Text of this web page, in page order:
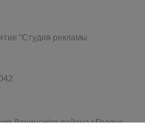
"Студия рекламы
Ленинского района г.Гродно